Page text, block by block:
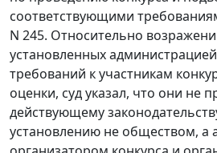
соответствующими
N 245. Относительно
установленных
требований к участникам
оценки, суд указал, что они не
действующему
установлению не обществом, а